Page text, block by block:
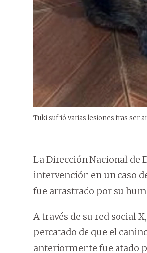
Tuki sufrió varias lesiones tras ser
La Dirección Nacional de
intervención en un caso
fue arrastrado por su
A través de su red social
percatado de que el
anteriormente fue atado